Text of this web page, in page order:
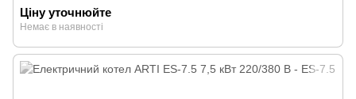
Ціну уточнюйте
Немає в наявності